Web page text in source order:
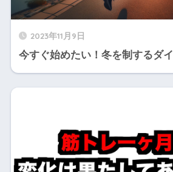
2023年11月9日
今すぐ始めたい！冬を制するダ